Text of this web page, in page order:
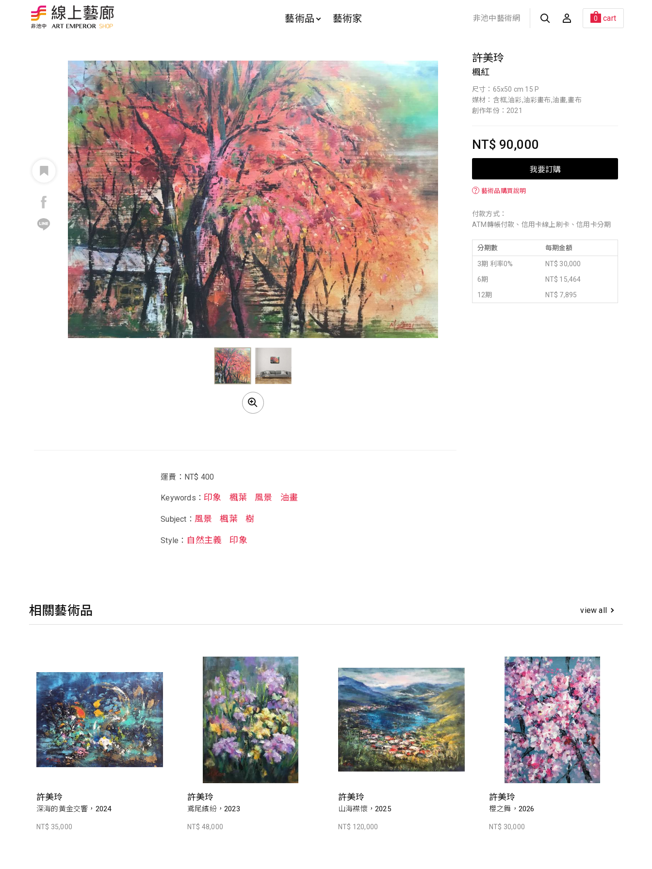
藝術品 藝術家 非池中藝術網 0 cart
許美玲
楓紅
尺寸：65x50 cm 15 P
媒材：含框,油彩,油彩畫布,油畫,畫布
創作年份：2021
NT$ 90,000
我要訂購
？ 藝術品購買說明
付款方式：
ATM轉帳付款、信用卡線上刷卡、信用卡分期
分期數 每期金額
3期 利率0%
NT$ 30,000
6期
NT$ 15,464
12期
NT$ 7,895
運費：NT$ 400
Keywords：印象 楓葉 風景 油畫
Subject： 風景 楓葉 樹
Style： 自然主義 印象
相關藝術品 view all
許美玲
深海的黃金交響，2024
NT$ 35,000
許美玲
鳶尾繽紛，2023
NT$ 48,000
許美玲
山海襟懷，2025
NT$ 120,000
許美玲
櫻之舞，2026
NT$ 30,000